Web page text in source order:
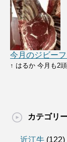
今月のジビー
↑ はるか 今月も2
カテゴリ
近江牛 (122)